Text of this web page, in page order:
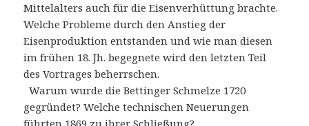
Mittelalters auch für die Eisenverhüttung brachte.
Welche Probleme durch den Anstieg der
Eisenproduktion entstanden und wie man diesen
im frühen 18. Jh. begegnete wird den letzten Teil
des Vortrages beherrschen.
Warum wurde die Bettinger Schmelze 1720
gegründet? Welche technischen Neuerungen